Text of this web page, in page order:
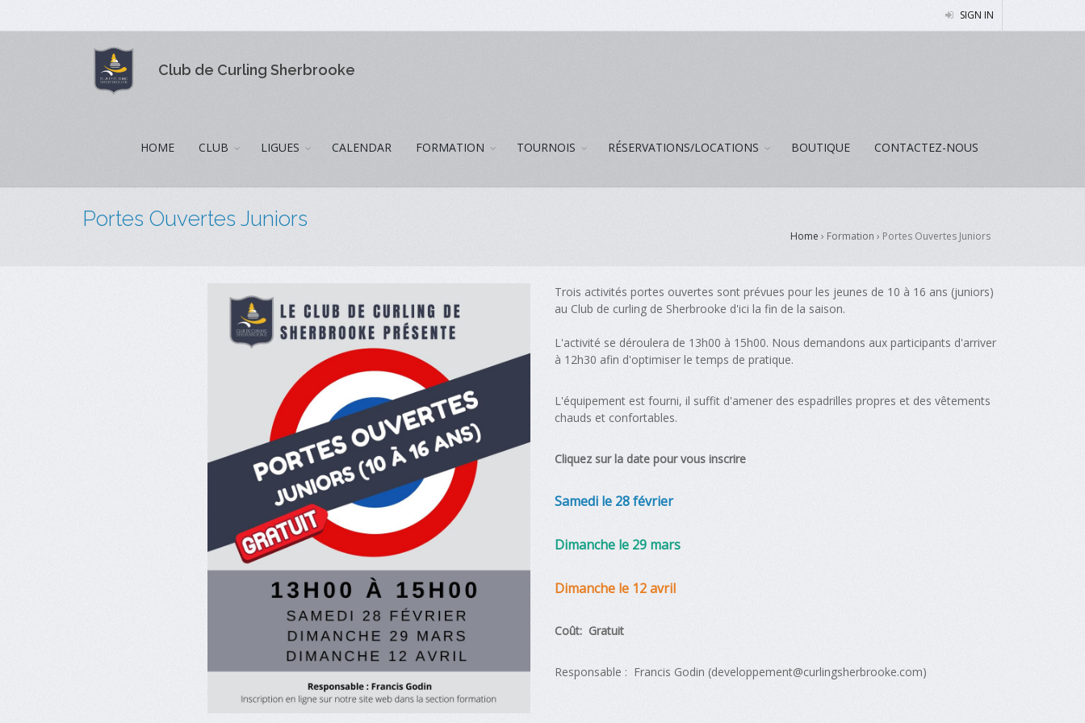
SIGN IN
Club de Curling Sherbrooke
HOME CLUB LIGUES CALENDAR FORMATION TOURNOIS RÉSERVATIONS/LOCATIONS BOUTIQUE CONTACTEZ-NOUS
Portes Ouvertes Juniors
Home › Formation › Portes Ouvertes Juniors
Trois activités portes ouvertes sont prévues pour les jeunes de 10 à 16 ans (juniors)
au Club de curling de Sherbrooke d'ici la fin de la saison.
L'activité se déroulera de 13h00 à 15h00. Nous demandons aux participants d'arriver
à 12h30 afin d'optimiser le temps de pratique.
L'équipement est fourni, il suffit d'amener des espadrilles propres et des vêtements
chauds et confortables.
Cliquez sur la date pour vous inscrire
Samedi le 28 février
Dimanche le 29 mars
Dimanche le 12 avril
Coût: Gratuit
Responsable : Francis Godin (developpement@curlingsherbrooke.com)